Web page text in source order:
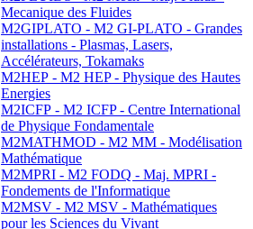
Mecanique des Fluides
M2GIPLATO - M2 GI-PLATO - Grandes
installations - Plasmas, Lasers,
Accélérateurs, Tokamaks
M2HEP - M2 HEP - Physique des Hautes
Energies
M2ICFP - M2 ICFP - Centre International
de Physique Fondamentale
M2MATHMOD - M2 MM - Modélisation
Mathématique
M2MPRI - M2 FODQ - Maj. MPRI -
Fondements de l'Informatique
M2MSV - M2 MSV - Mathématiques
pour les Sciences du Vivant